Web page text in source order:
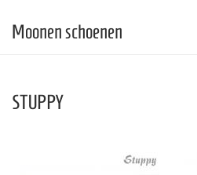
Moonen schoenen
STUPPY